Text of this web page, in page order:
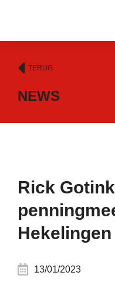
TERUG
NEWS
Rick
Hekelingen
13/01/2023